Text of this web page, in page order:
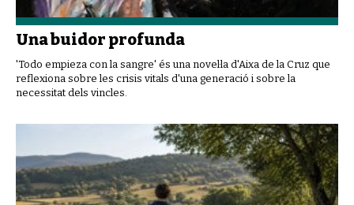
Una buidor profunda
'Todo empieza con la sangre' és una novel·la d'Aixa de la Cruz que
reflexiona sobre les crisis vitals d'una generació i sobre la
necessitat dels vincles.